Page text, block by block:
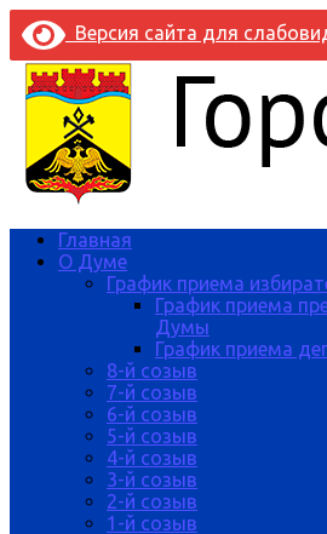
Версия сайта для
Главная
О Думе
График приема
График приема
Думы
График приема
8-й созыв
7-й созыв
6-й созыв
5-й созыв
4-й созыв
3-й созыв
2-й созыв
1-й созыв